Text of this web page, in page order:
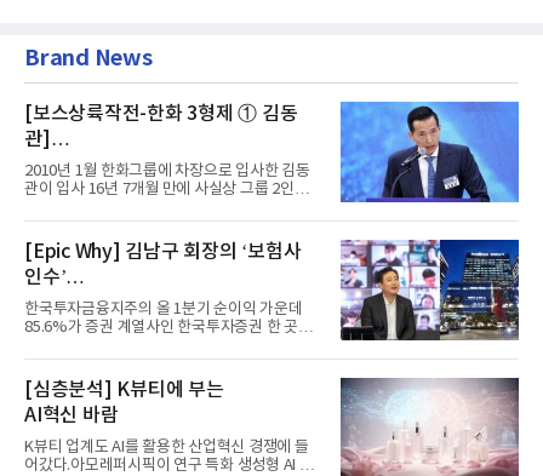
Brand News
[보스상륙작전-한화 3형제 ① 김동
관]
입사 16년 만에 수석부회장 … 경영승
계 ‘초읽기’
2010년 1월 한화그룹에 차장으로 입사한 김동
관이 입사 16년 7개월 만에 사실상 그룹 2인자
[Epic Why] 김남구 회장의 ‘보험사
인수’
발걸음이 신중해진 배경은?
한국투자금융지주의 올 1분기 순이익 가운데
85.6%가 증권 계열사인 한국투자증권 한 곳에
[심층분석] K뷰티에 부는
AI혁신 바람
K뷰티 업계도 AI를 활용한 산업혁신 경쟁에 들
어갔다.아모레퍼시픽이 연구 특화 생성형 AI 플